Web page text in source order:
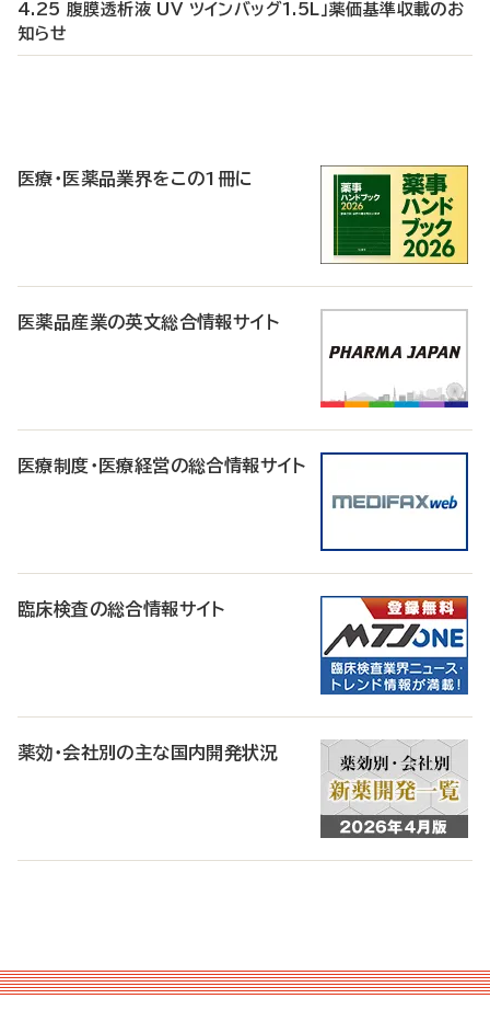
4.25 腹膜透析液 UV ツインバッグ1.5L」薬価基準収載のお
知らせ
医療・医薬品業界をこの1冊に
医薬品産業の英文総合情報サイト
医療制度・医療経営の総合情報サイト
臨床検査の総合情報サイト
薬効・会社別の主な国内開発状況